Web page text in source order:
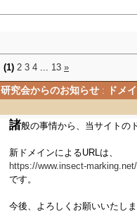
(1) 2 3 4 13 »
研究会からのお知らせ : ドメ
諸般の事情から、当サイトの
新ドメインによるURLは、
https://www.insect-
です。
今後、よろしくお願いいたしま